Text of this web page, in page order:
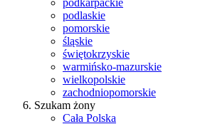
podkarpackie
podlaskie
pomorskie
śląskie
świętokrzyskie
warmińsko-mazurskie
wielkopolskie
zachodniopomorskie
Szukam żony
Cała Polska